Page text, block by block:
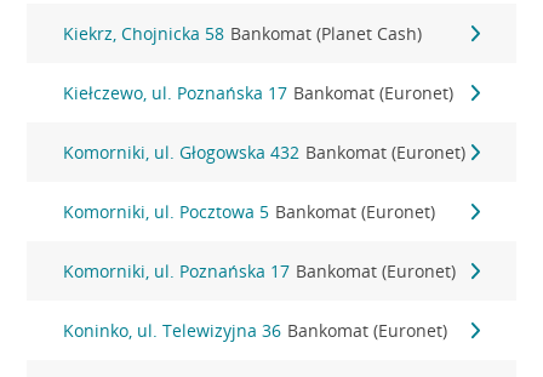
Kiekrz, Chojnicka 58 Bankomat (Planet Cash)
Kiełczewo, ul. Poznańska 17 Bankomat (Euronet)
Komorniki, ul. Głogowska 432 Bankomat (Euronet)
Komorniki, ul. Pocztowa 5 Bankomat (Euronet)
Komorniki, ul. Poznańska 17 Bankomat (Euronet)
Koninko, ul. Telewizyjna 36 Bankomat (Euronet)